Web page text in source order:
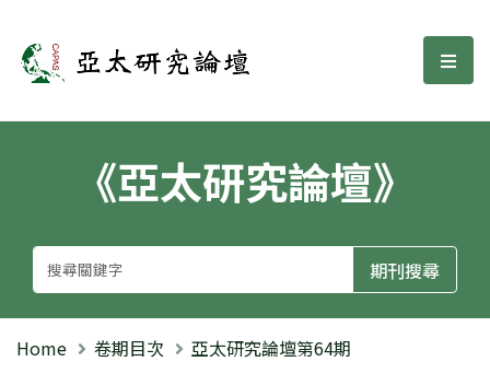
亞太研究論壇 選
《亞太研究論壇》
Home 卷期目次 亞太研究論壇第64期